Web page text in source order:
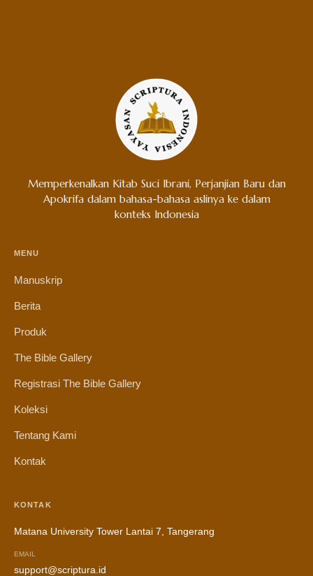
Memperkenalkan Kitab Suci Ibrani, Perjanjian Baru dan
Apokrifa dalam bahasa-bahasa aslinya ke dalam
konteks Indonesia
MENU
Manuskrip
Berita
Produk
The Bible Gallery
Registrasi The Bible Gallery
Koleksi
Tentang Kami
Kontak
KONTAK
Matana University Tower Lantai 7, Tangerang
EMAIL
support@scriptura.id